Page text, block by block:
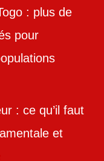
: plus de
pour
: ce qu’il faut
et